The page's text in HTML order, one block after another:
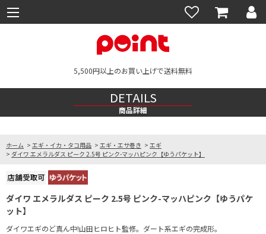
5,500円以上のお買い上げで送料無料
DETAILS
商品詳細
ホーム > エギ・イカ・タコ用品 > エギ・エサ巻き > エギ
> ダイワ エメラルダス ピーク 2.5号 ピンク-マッハピンク【ゆうパケット】
ダイワ エメラルダス ピーク 2.5号 ピンク-マッハピンク【ゆうパケ
ット】
ダイワエギのど真ん中!山田ヒロヒト監修。ダート系エギの完成形。